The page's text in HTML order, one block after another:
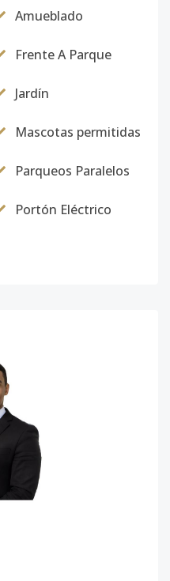
Amueblado
Frente A Parque
Jardín
Mascotas permitidas
Parqueos Paralelos
Portón Eléctrico